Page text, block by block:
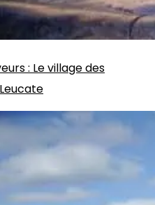
: Le village des